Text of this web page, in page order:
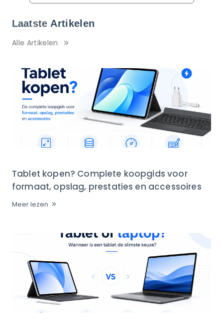
Laatste Artikelen
Alle Artikelen
Tablet kopen? Complete koopgids voor
formaat, opslag, prestaties en accessoires
Meer lezen